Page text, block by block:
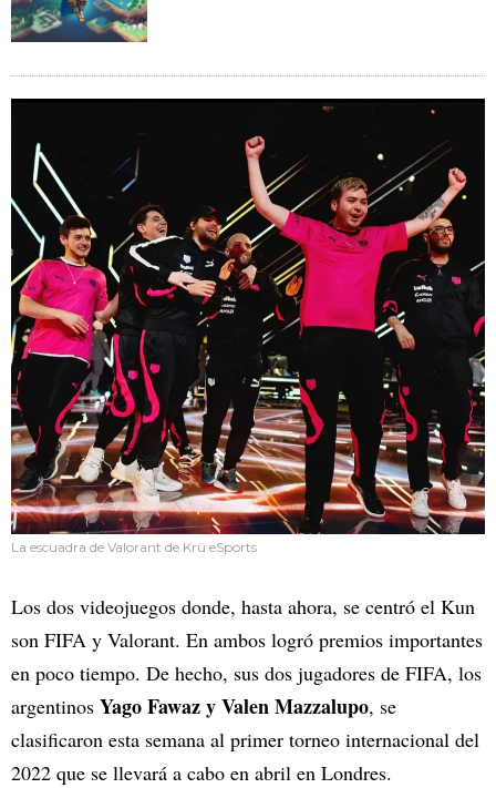
La escuadra de Valorant de Krü eSports
Los dos videojuegos donde, hasta ahora, se centró el Kun
son FIFA y Valorant. En ambos logró premios importantes
en poco tiempo. De hecho, sus dos jugadores de FIFA, los
argentinos Yago Fawaz y Valen Mazzalupo, se
clasificaron esta semana al primer torneo internacional del
2022 que se llevará a cabo en abril en Londres.